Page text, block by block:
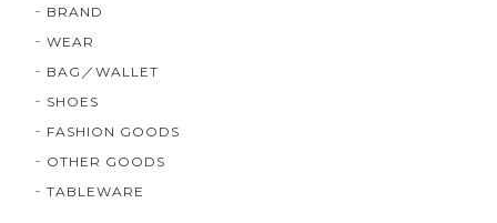
BRAND
WEAR
BAG／WALLET
SHOES
FASHION GOODS
OTHER GOODS
TABLEWARE